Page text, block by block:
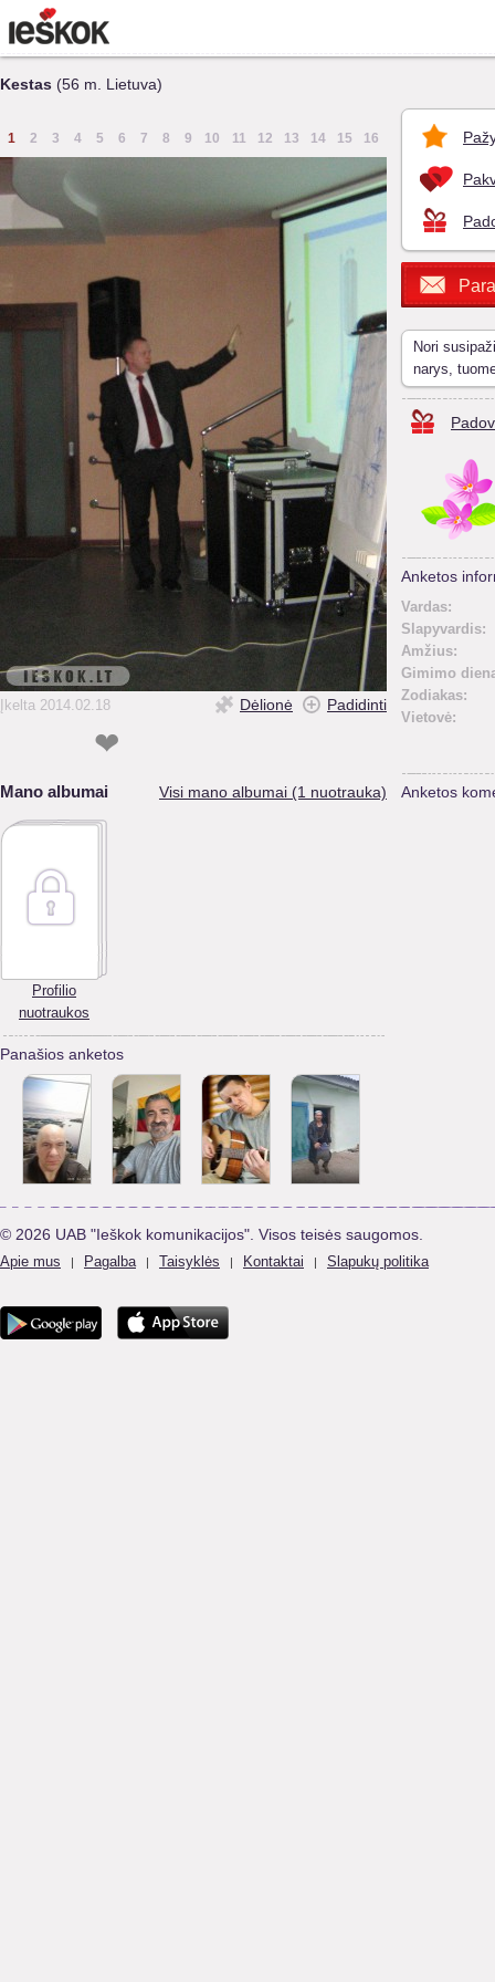
Kestas (56 m. Lietuva)
1 2 3 4 5 6 7 8 9 10 11 12 13 14 15 16
Įkelta 2014.02.18 Dėlionė Padidinti
❤
Mano albumai Visi mano albumai (1 nuotrauka)
Profilio
nuotraukos
Panašios anketos
Nori
narys,
Anketos
Vardas:
Slapyvardis:
Amžius:
Gimimo
Zodiakas:
Vietovė:
Anketos
© 2026 UAB "Ieškok komunikacijos". Visos teisės saugomos.
Apie mus | Pagalba | Taisyklės | Kontaktai | Slapukų politika